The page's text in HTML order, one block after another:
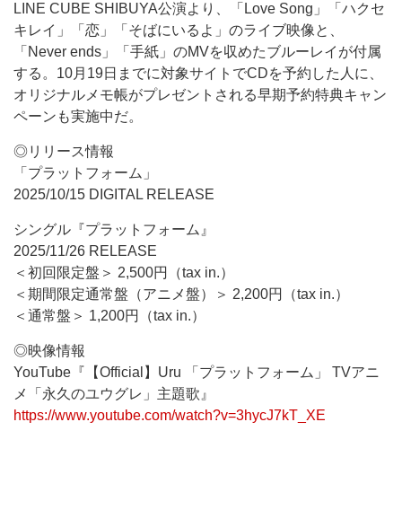
LINE CUBE SHIBUYA公演より、「Love Song」「ハクセ
キレイ」「恋」「そばにいるよ」のライブ映像と、
「Never ends」「手紙」のMVを収めたブルーレイが付属
する。10月19日までに対象サイトでCDを予約した人に、
オリジナルメモ帳がプレゼントされる早期予約特典キャン
ペーンも実施中だ。
◎リリース情報
「プラットフォーム」
2025/10/15 DIGITAL RELEASE
シングル『プラットフォーム』
2025/11/26 RELEASE
＜初回限定盤＞ 2,500円（tax in.）
＜期間限定通常盤（アニメ盤）＞ 2,200円（tax in.）
＜通常盤＞ 1,200円（tax in.）
◎映像情報
YouTube『【Official】Uru 「プラットフォーム」 TVアニ
メ「永久のユウグレ」主題歌』
https://www.youtube.com/watch?v=3hycJ7kT_XE